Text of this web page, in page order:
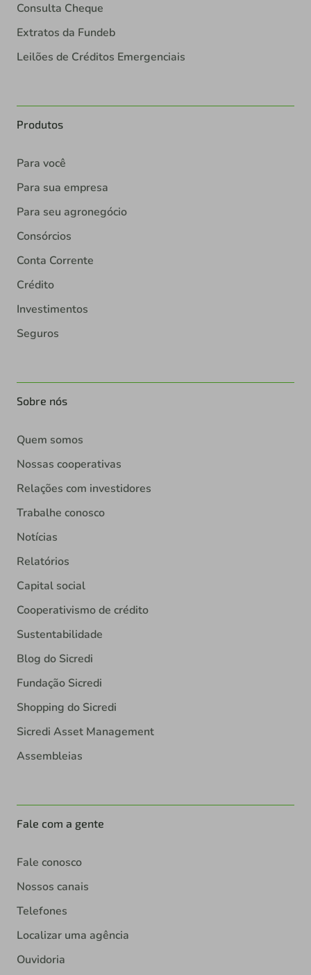
Consulta Cheque
Extratos da Fundeb
Leilões de Créditos Emergenciais
Produtos
Para você
Para sua empresa
Para seu agronegócio
Consórcios
Conta Corrente
Crédito
Investimentos
Seguros
Sobre nós
Quem somos
Nossas cooperativas
Relações com investidores
Trabalhe conosco
Notícias
Relatórios
Capital social
Cooperativismo de crédito
Sustentabilidade
Blog do Sicredi
Fundação Sicredi
Shopping do Sicredi
Sicredi Asset Management
Assembleias
Fale com a gente
Fale conosco
Nossos canais
Telefones
Localizar uma agência
Ouvidoria